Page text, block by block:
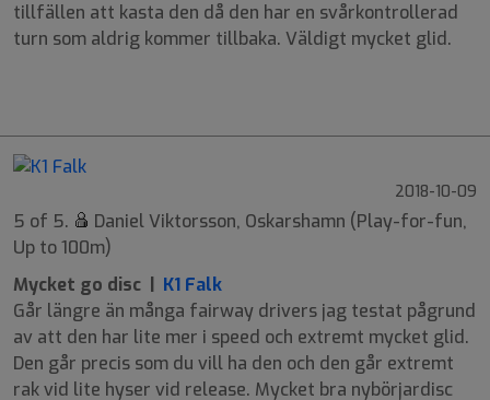
tillfällen att kasta den då den har en svårkontrollerad
turn som aldrig kommer tillbaka. Väldigt mycket glid.
2018-10-09
5 of 5.
Daniel Viktorsson, Oskarshamn (Play-for-fun,
Up to 100m)
Mycket go disc | K1 Falk
Går längre än många fairway drivers jag testat pågrund
av att den har lite mer i speed och extremt mycket glid.
Den går precis som du vill ha den och den går extremt
rak vid lite hyser vid release. Mycket bra nybörjardisc